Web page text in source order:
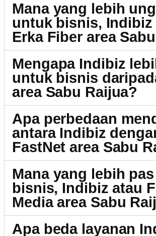
Mana yang lebih
untuk bisnis, Indibiz
Erka Fiber area
Mengapa Indibiz
untuk bisnis
area Sabu Raijua?
Apa perbedaan
antara Indibiz
FastNet area Sabu
Mana yang lebih
bisnis, Indibiz atau
Media area Sabu
Apa beda layanan